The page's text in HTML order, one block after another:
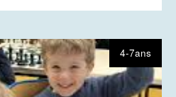
4-7ans